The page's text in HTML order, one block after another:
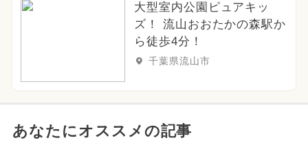
大型室内公園ピュアキッ
ズ！ 流山おおたかの森駅か
ら徒歩4分！
千葉県流山市
あなたにオススメの記事